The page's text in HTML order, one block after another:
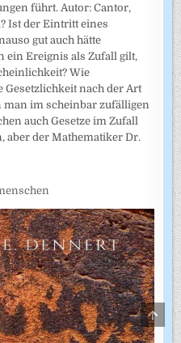
führt. Autor: Cantor,
Ist der Eintritt eines
gut auch hätte
ein Ereignis als Zufall gilt,
Wie
nach der Art
man im scheinbar zufälligen
auch Gesetze im Zufall
aber der Mathematiker Dr.
TO
TOP